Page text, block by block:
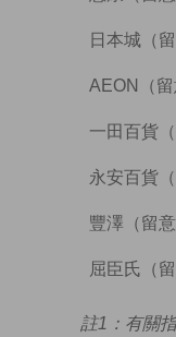
日本城（
AEON（留
一田百貨
永安百貨
豐澤（留
屈臣氏（
註1 ：有關